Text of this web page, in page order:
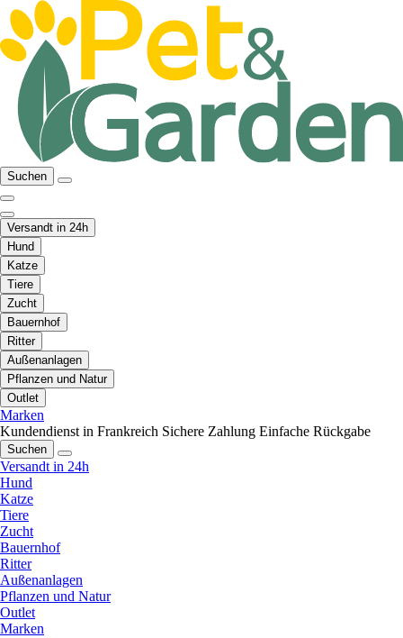
Suchen
Versandt in 24h
Hund
Katze
Tiere
Zucht
Bauernhof
Ritter
Außenanlagen
Pflanzen und Natur
Outlet
Marken
Kundendienst in Frankreich Sichere Zahlung Einfache Rückgabe
Suchen
Versandt in 24h
Hund
Katze
Tiere
Zucht
Bauernhof
Ritter
Außenanlagen
Pflanzen und Natur
Outlet
Marken